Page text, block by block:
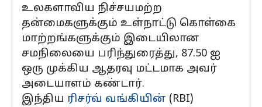
உலகளாவிய நிச்சயமற்ற
தன்மைகளுக்கும் உள்நாட்டு கொள்கை
மாற்றங்களுக்கும் இடையிலான
சமநிலையை பரிந்துரைத்து, 87.50 ஐ
ஒரு முக்கிய ஆதரவு மட்டமாக அவர்
அடையாளம் கண்டார்.
இந்திய ரிசர்வ் வங்கியின் (RBI)